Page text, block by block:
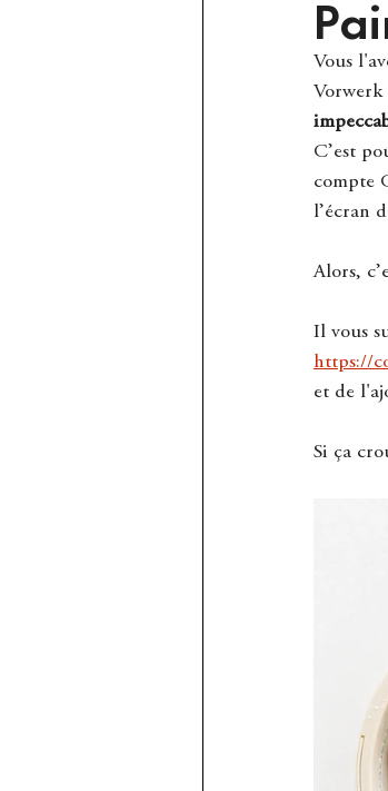
Vous
Vorwerk
C’est
compte
l’écran
Alors,
Il vous
https://
et de
Si ça